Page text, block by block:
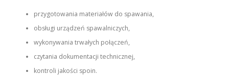
przygotowania materiałów do spawania,
obsługi urządzeń spawalniczych,
wykonywania trwałych połączeń,
czytania dokumentacji technicznej,
kontroli jakości spoin.